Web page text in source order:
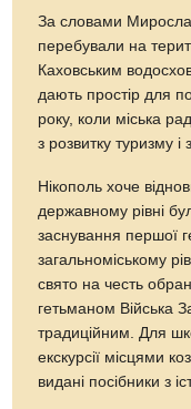
За словами
перебували на
Каховським
дають простір для
року, коли міська
з розвитку туризму
Нікополь хоче
державному рівні
заснування першої
загальноміському
свято на честь
гетьманом Війська
традиційним. Для
екскурсії місцями
видані посібники з